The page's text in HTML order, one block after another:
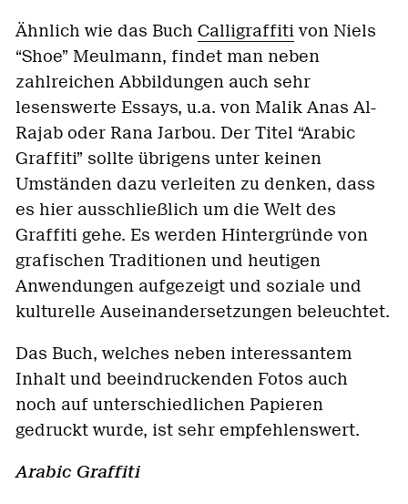
Ähnlich wie das Buch Calligraffiti von Niels
“Shoe” Meulmann, findet man neben
zahlreichen Abbildungen auch sehr
lesenswerte Essays, u.a. von Malik Anas Al-
Rajab oder Rana Jarbou. Der Titel “Arabic
Graffiti” sollte übrigens unter keinen
Umständen dazu verleiten zu denken, dass
es hier ausschließlich um die Welt des
Graffiti gehe. Es werden Hintergründe von
grafischen Traditionen und heutigen
Anwendungen aufgezeigt und soziale und
kulturelle Auseinandersetzungen beleuchtet.
Das Buch, welches neben interessantem
Inhalt und beeindruckenden Fotos auch
noch auf unterschiedlichen Papieren
gedruckt wurde, ist sehr empfehlenswert.
Arabic Graffiti